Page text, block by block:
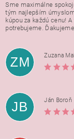
Sme maximálne
tým najlepším
kúpou za každú cenu!
potrebujeme.
ZM
Zuzana
JB
Ján Boroň